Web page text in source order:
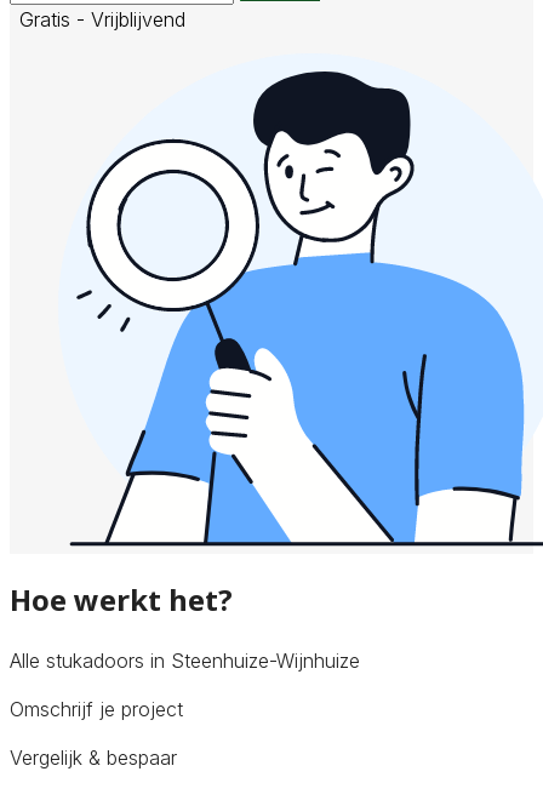
Gratis - Vrijblijvend
Hoe werkt het?
Alle stukadoors in Steenhuize-Wijnhuize
Omschrijf je project
Vergelijk & bespaar